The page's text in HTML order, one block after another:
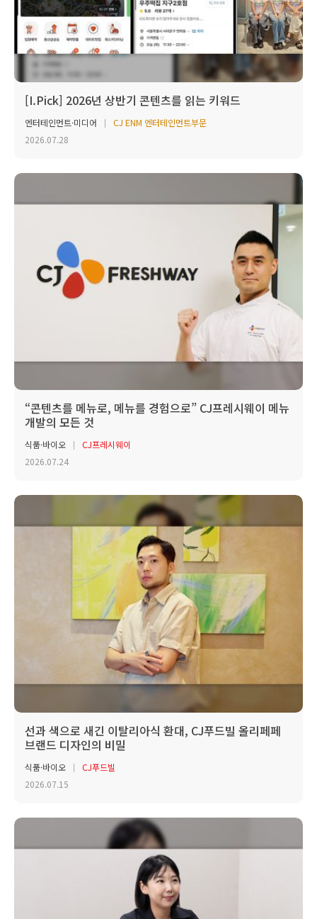
[I.Pick] 2026년 상반기 콘텐츠를 읽는 키워드
엔터테인먼트·미디어
CJ ENM 엔터테인먼트부문
2026.07.28
“콘텐츠를 메뉴로, 메뉴를 경험으로” CJ프레시웨이 메뉴
개발의 모든 것
식품·바이오
CJ프레시웨이
2026.07.24
선과 색으로 새긴 이탈리아식 환대, CJ푸드빌 올리페페
브랜드 디자인의 비밀
식품·바이오
CJ푸드빌
2026.07.15